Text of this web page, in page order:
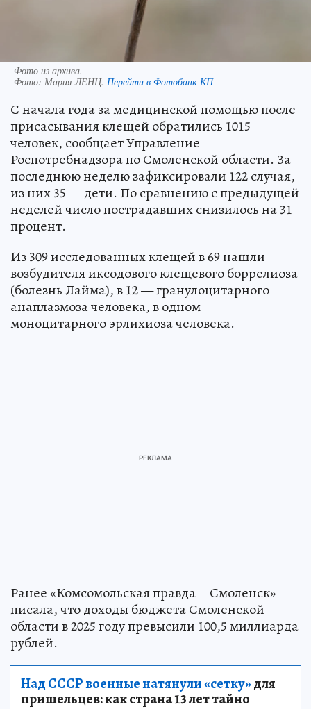
Фото из архива.
Фото: Мария ЛЕНЦ. Перейти в Фотобанк КП
С начала года за медицинской помощью после
присасывания клещей обратились 1015
человек, сообщает Управление
Роспотребнадзора по Смоленской области. За
последнюю неделю зафиксировали 122 случая,
из них 35 — дети. По сравнению с предыдущей
неделей число пострадавших снизилось на 31
процент.
Из 309 исследованных клещей в 69 нашли
возбудителя иксодового клещевого боррелиоза
(болезнь Лайма), в 12 — гранулоцитарного
анаплазмоза человека, в одном —
моноцитарного эрлихиоза человека.
Ранее «Комсомольская правда – Смоленск»
писала, что доходы бюджета Смоленской
области в 2025 году превысили 100,5 миллиарда
рублей.
Над СССР военные натянули «сетку»для
пришельцев: как страна 13 лет тайно